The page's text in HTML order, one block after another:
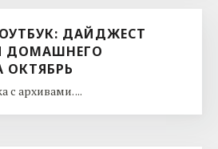
ДАЙДЖЕСТ
ДОМАШНЕГО
ОКТЯБРЬ
с архивами. ...